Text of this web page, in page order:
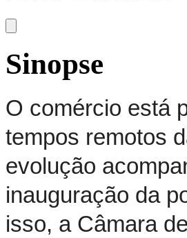
Sinopse
O comércio está
tempos remotos
evolução
inauguração da
isso, a Câmara